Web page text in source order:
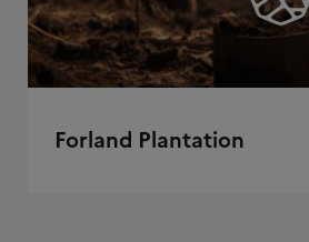
Forland Plantation